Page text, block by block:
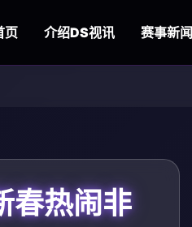
页 介绍DS视讯 赛事新闻
春热闹非